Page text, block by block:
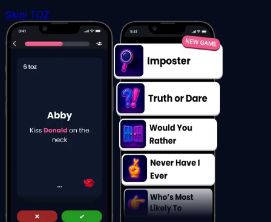
Skini TOZ